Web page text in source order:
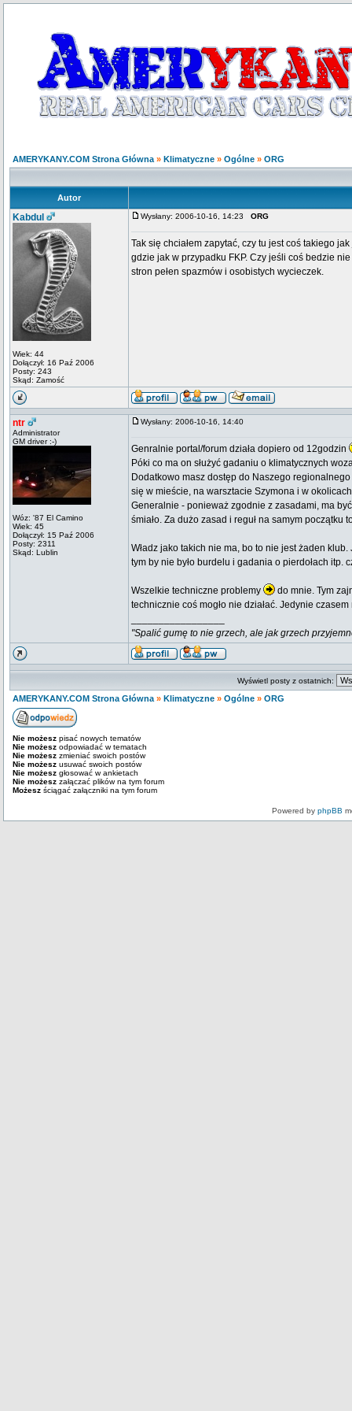
AMERYKANY.COM Strona Główna » Klimatyczne » Ogólne » ORG
Autor
Kabdul
Wiek: 44
Dołączył: 16 Paź 2006
Posty: 243
Skąd: Zamość
Wysłany: 2006-10-16, 14:23 ORG
Tak się chciałem zapytać, czy tu jest coś takiego
gdzie jak w przypadku FKP. Czy jeśli coś bedzie
stron pełen spazmów i osobistych wycieczek.
ntr
Administrator
GM driver :-)
Wóz: '87 El Camino
Wiek: 45
Dołączył: 15 Paź 2006
Posty: 2311
Skąd: Lublin
Wysłany: 2006-10-16, 14:40
Genralnie portal/forum działa dopiero od 12godzin
Póki co ma on służyć gadaniu o klimatycznych
Dodatkowo masz dostęp do Naszego
się w mieście, na warsztacie Szymona i w
Generalnie - ponieważ zgodnie z zasadami, ma
śmiało. Za dużo zasad i reguł na samym początku
Władz jako takich nie ma, bo to nie jest żaden
tym by nie było burdelu i gadania o pierdołach itp.
Wszelkie techniczne problemy
do mnie. Tym
technicznie coś mogło nie działać. Jedynie
"Spalić gumę to nie grzech, ale jak grzech
Wyświetl posty z ostatnich:
AMERYKANY.COM Strona Główna » Klimatyczne » Ogólne » ORG
Nie możesz pisać nowych tematów
Nie możesz odpowiadać w tematach
Nie możesz zmieniać swoich postów
Nie możesz usuwać swoich postów
Nie możesz głosować w ankietach
Nie możesz załączać plików na tym forum
Możesz ściągać załączniki na tym forum
Powered by phpBB